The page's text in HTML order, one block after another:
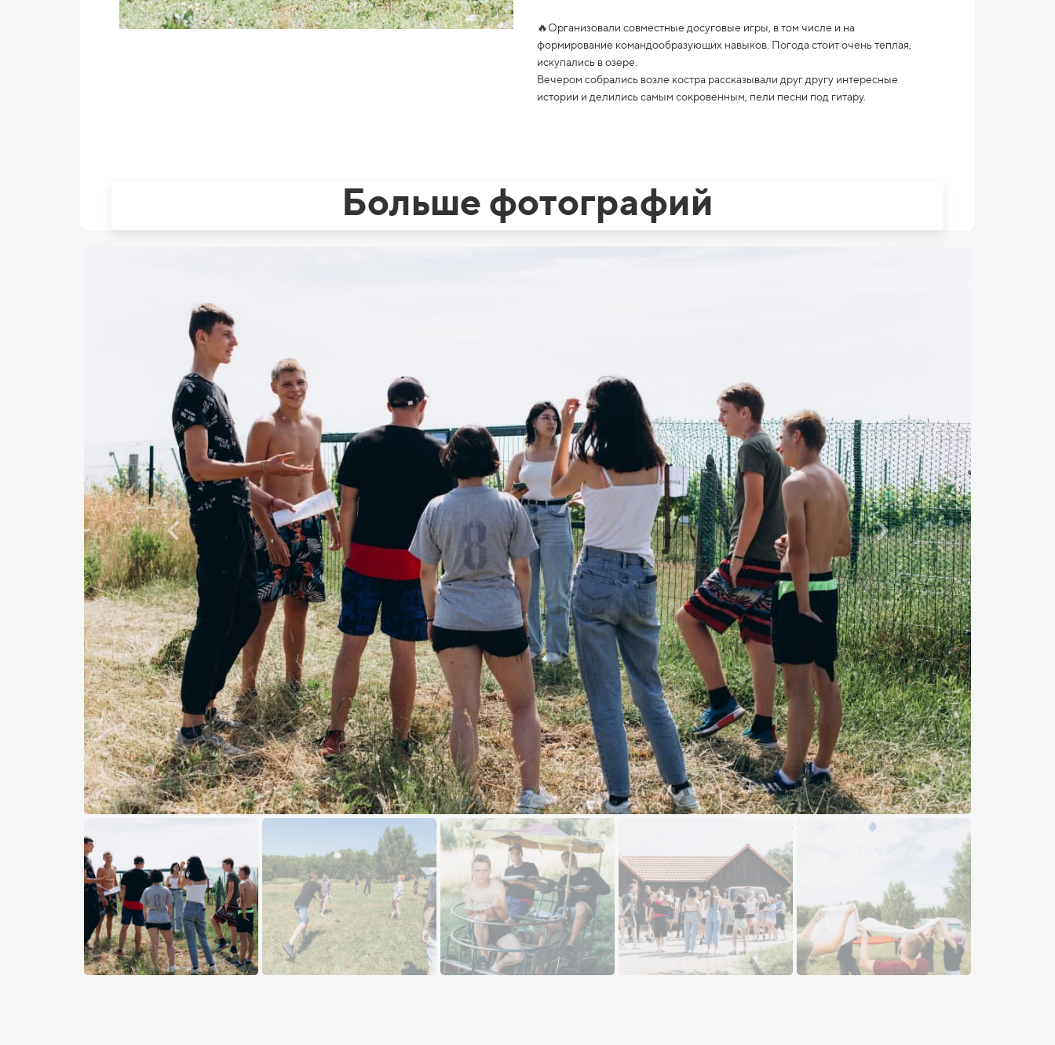
🔥Организовали совместные досуговые игры, в том числе и на
формирование командообразующих навыков. Погода стоит очень теплая,
искупались в озере.
Вечером собрались возле костра рассказывали друг другу интересные
истории и делились самым сокровенным, пели песни под гитару.
Больше фотографий